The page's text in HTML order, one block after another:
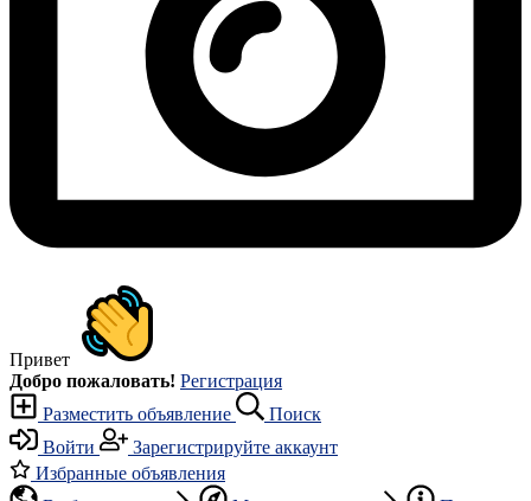
Привет
Добро пожаловать! Регистрация
Разместить объявление
Поиск
Войти
Зарегистрируйте аккаунт
Избранные объявления